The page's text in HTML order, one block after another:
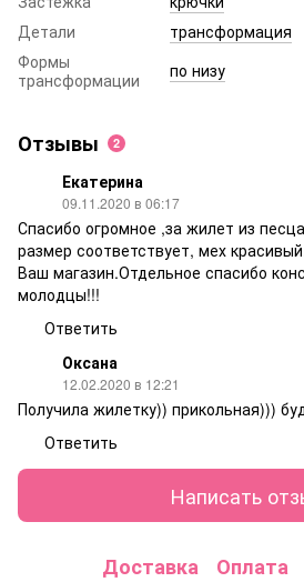
Детали
трансформация
Формы
трансформации
по низу
Отзывы 2
Екатерина
09.11.2020 в 06:17
Спасибо огромное ,за жилет из
размер соответствует, мех
Ваш магазин.Отдельное спасибо
молодцы!!!
Ответить
Оксана
12.02.2020 в 12:21
Получила жилетку)) прикольная)))
Ответить
Написать
Доставка Оплата